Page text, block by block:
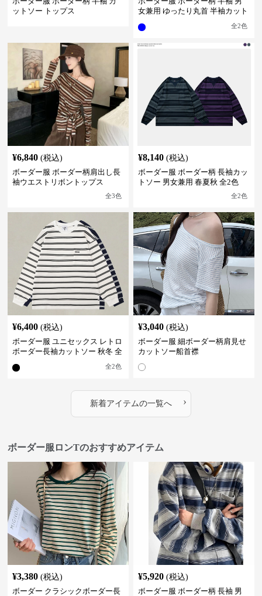
ットソー トップス
女兼用 ゆったり丸首 半袖カット
全2色
¥6,840 (税込)
ボーダー服 ボーダー柄肩出し長
袖ウエストリボントップス
全3色
¥8,140 (税込)
ボーダー服 ボーダー柄 長袖カッ
トソー 男女兼用 春夏秋 全2色
全2色
¥6,400 (税込)
ボーダー服 ユニセックス レトロ
ボーダー長袖カットソー 秋冬 全
全2色
¥3,040 (税込)
ボーダー服 細ボーダー柄肩見せ
カットソー船首襟
新着アイテムの一覧へ ›
ボーダー服ロンTのおすすめアイテム
¥3,380 (税込)
ボーダー クラシックボーダー長
¥5,920 (税込)
ボーダー服 ボーダー柄 長袖 男